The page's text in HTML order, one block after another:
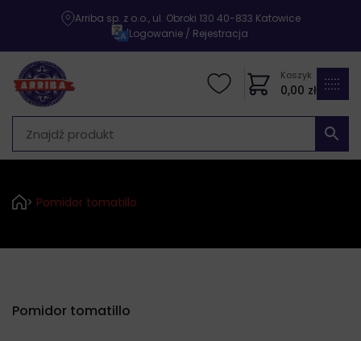
Arriba sp. z o.o., ul. Obroki 130 40-833 Katowice
|Logowanie / Rejestracja
Koszyk
0,00 zł
> Pomidor tomatillo
Pomidor tomatillo